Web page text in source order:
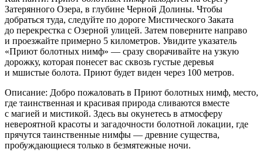
Затерянного Озера, в глубине Черной Долины. Чтобы
добраться туда, следуйте по дороге Мистического Заката
до перекрестка с Озерной улицей. Затем поверните направо
и проезжайте примерно 5 километров. Увидите указатель
«Приют болотных нимф» — сразу сворачивайте на узкую
дорожку, которая понесет вас сквозь густые деревья
и мшистые болота. Приют будет виден через 100 метров.
Описание: Добро пожаловать в Приют болотных нимф, место,
где таинственная и красивая природа сливаются вместе
с магией и мистикой. Здесь вы окунетесь в атмосферу
невероятной красоты и загадочности болотной локации, где
прячутся таинственные нимфы — древние существа,
пробуждающиеся только в безмятежные ночи.